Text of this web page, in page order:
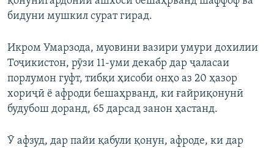
бидуни мушкил сурат гирад.
Икром Умарзода, муовини вазири умури дохилии
Тоҷикистон, рӯзи 11-уми декабр дар ҷаласаи
порлумон гуфт, тибқи ҳисоби онҳо аз 20 ҳазор
хориҷӣ ё афроди бешаҳрванд, ки ғайриқонунӣ
будубош доранд, 65 дарсад занон ҳастанд.
Ӯ афзуд, дар пайи қабули қонун, афроде, ки дар